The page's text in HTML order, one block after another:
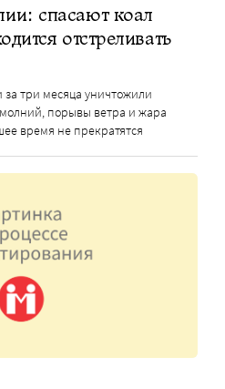
спасают коал
отстреливать
три месяца уничтожили
порывы ветра и жара
время не прекратятся